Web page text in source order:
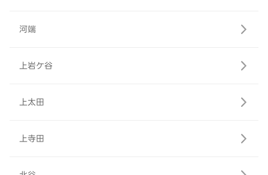
河端
上岩ケ谷
上太田
上寺田